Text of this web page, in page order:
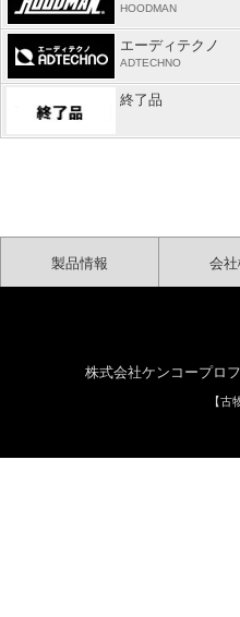
HOODMAN
エーディテクノ
ADTECHNO
終了品
製品情報 会
株式会社ケンコープロ
【